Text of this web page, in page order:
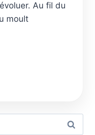
Au fil du
moult